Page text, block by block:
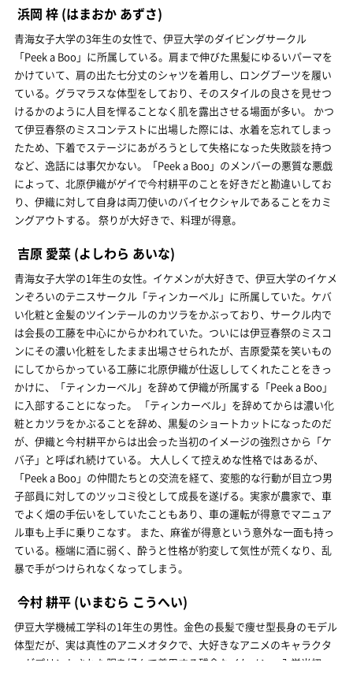
浜岡 梓 (はまおか あずさ)
青海女子大学の3年生の女性で、伊豆大学のダイビングサークル
「Peek a Boo」に所属している。肩まで伸びた黒髪にゆるいパーマを
かけていて、肩の出た七分丈のシャツを着用し、ロングブーツを履い
ている。グラマラスな体型をしており、そのスタイルの良さを見せつ
けるかのように人目を憚ることなく肌を露出させる場面が多い。 かつ
て伊豆春祭のミスコンテストに出場した際には、水着を忘れてしまっ
たため、下着でステージにあがろうとして失格になった失敗談を持つ
など、逸話には事欠かない。「Peek a Boo」のメンバーの悪質な悪戯
によって、北原伊織がゲイで今村耕平のことを好きだと勘違いしてお
り、伊織に対して自身は両刀使いのバイセクシャルであることをカミ
ングアウトする。 祭りが大好きで、料理が得意。
吉原 愛菜 (よしわら あいな)
青海女子大学の1年生の女性。イケメンが大好きで、伊豆大学のイケメ
ンぞろいのテニスサークル「ティンカーベル」に所属していた。ケバ
い化粧と金髪のツインテールのカツラをかぶっており、サークル内で
は会長の工藤を中心にからかわれていた。ついには伊豆春祭のミスコ
ンにその濃い化粧をしたまま出場させられたが、吉原愛菜を笑いもの
にしてからかっている工藤に北原伊織が仕返ししてくれたことをきっ
かけに、「ティンカーベル」を辞めて伊織が所属する「Peek a Boo」
に入部することになった。 「ティンカーベル」を辞めてからは濃い化
粧とカツラをかぶることを辞め、黒髪のショートカットになったのだ
が、伊織と今村耕平からは出会った当初のイメージの強烈さから「ケ
バ子」と呼ばれ続けている。 大人しくて控えめな性格ではあるが、
「Peek a Boo」の仲間たちとの交流を経て、変態的な行動が目立つ男
子部員に対してのツッコミ役として成長を遂げる。実家が農家で、車
でよく畑の手伝いをしていたこともあり、車の運転が得意でマニュア
ル車も上手に乗りこなす。 また、麻雀が得意という意外な一面も持っ
ている。極端に酒に弱く、酔うと性格が豹変して気性が荒くなり、乱
暴で手がつけられなくなってしまう。
今村 耕平 (いまむら こうへい)
伊豆大学機械工学科の1年生の男性。金色の長髪で痩せ型長身のモデル
体型だが、実は真性のアニメオタクで、大好きなアニメのキャラクタ
ーがプリントされた服を好んで着用する残念なイケメン。入学当初、